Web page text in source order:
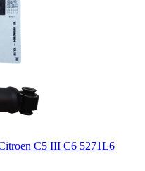
C5 III C6 5271L6